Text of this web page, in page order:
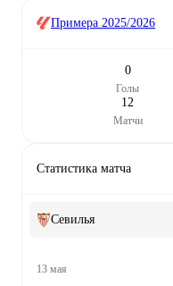
Примера 2025/2026
0
Голы
12
Матчи
Статистика матча
Севилья
13 мая